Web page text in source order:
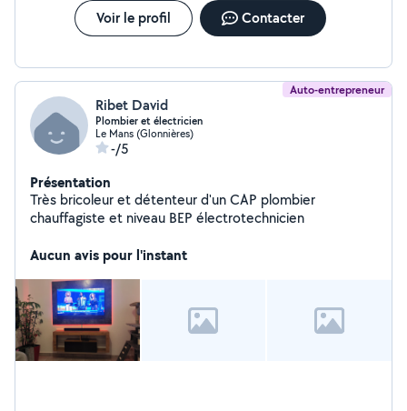
Voir le profil Contacter
Auto-entrepreneur
Ribet David
Plombier et électricien
Le Mans (Glonnières)
-/5
Présentation
Très bricoleur et détenteur d'un CAP plombier
chauffagiste et niveau BEP électrotechnicien
Aucun avis pour l'instant